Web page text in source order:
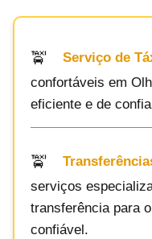
Serviço de
confortáveis em
eficiente e de
serviços
transferência para
confiável.